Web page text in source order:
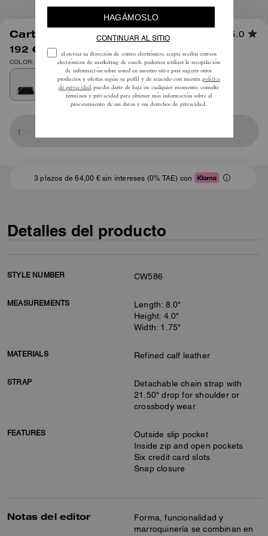
Cartera Larga Evie Con Cadena 5.0
192 € 275 €
COLOR: Latón/Negro
3 plazos de 64,00 € sin intereses (0% TAE) con
Detalles del producto
STYLE NUMBER CW586
MEASUREMENTS
Length: 8.0"
Height: 4.0"
Width: 1.75"
MATERIALS Refined calf leather
STRAP
Detachable chain strap with
21.50" drop for shoulder or
crossbody wear
FEATURES
Outside slip pocket
Inside zip and open pockets
Six credit card slots
Snap closure
Notas del editor
Forma, funcionalidad y
marroquinería se combinan en